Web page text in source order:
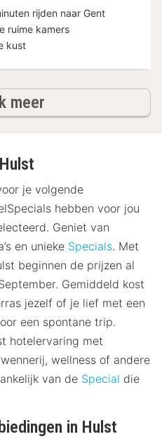
rijden naar Gent
ruime kamers
kust
meerhotels
je volgende
hebben voor jou
Geniet van
en unieke Specials. Met
beginnen de prijzen al
Gemiddeld kost
jezelf of je lief met een
een spontane trip.
hotelervaring met
wellness of andere
van de Special die
in Hulst